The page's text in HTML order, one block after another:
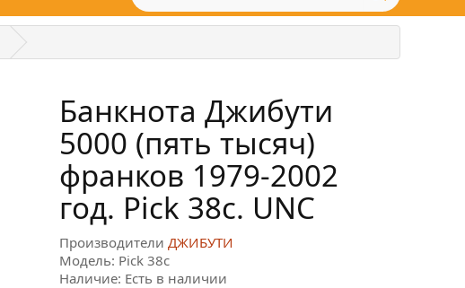
Банкнота Джибути
5000 (пять тысяч)
франков 1979-2002
год. Pick 38c. UNC
Производители ДЖИБУТИ
Модель: Pick 38c
Наличие: Есть в наличии